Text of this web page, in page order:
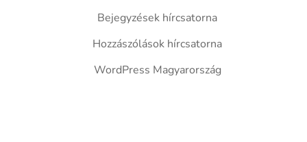
Bejegyzések hírcsatorna
Hozzászólások hírcsatorna
WordPress Magyarország